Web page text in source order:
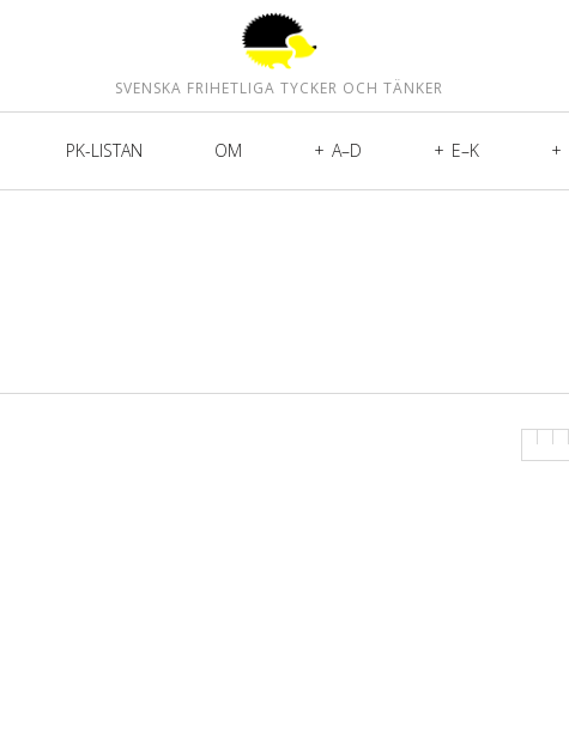
SVENSKA FRIHETLIGA TYCKER OCH TÄNKER
PK-LISTAN OM A–D E–K